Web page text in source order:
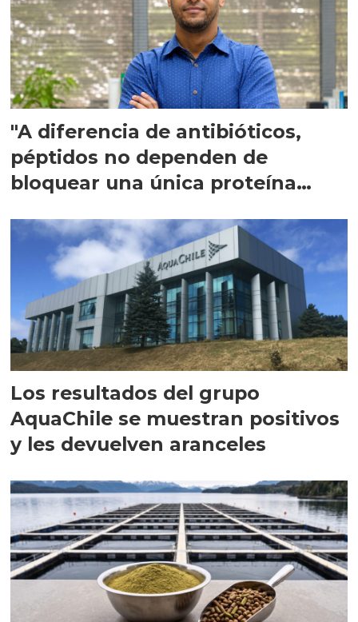
"A diferencia de antibióticos,
péptidos no dependen de
bloquear una única proteína
Los resultados del grupo
AquaChile se muestran positivos
y les devuelven aranceles